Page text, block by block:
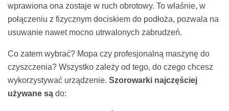
wprawiona ona zostaje w ruch obrotowy. To właśnie, w
połączeniu z fizycznym dociskiem do podłoża, pozwala na
usuwanie nawet mocno utrwalonych zabrudzeń.
Co zatem wybrać? Mopa czy profesjonalną maszynę do
czyszczenia? Wszystko zależy od tego, do czego chcesz
wykorzystywać urządzenie. Szorowarki najczęściej
używane są do: